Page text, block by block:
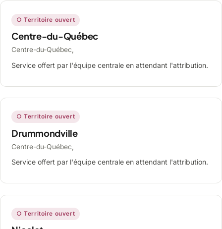
○ Territoire ouvert
Centre-du-Québec
Centre-du-Québec,
Service offert par l'équipe centrale en attendant l'attribution.
○ Territoire ouvert
Drummondville
Centre-du-Québec,
Service offert par l'équipe centrale en attendant l'attribution.
○ Territoire ouvert